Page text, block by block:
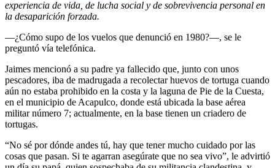
experiencia de vida, de lucha social y de sobrevivencia personal en
la desaparición forzada.
—¿Cómo supo de los vuelos que denunció en 1980?—, se le
preguntó vía telefónica.
Jaimes mencionó a su padre ya fallecido que, junto con unos
pescadores, iba de madrugada a recolectar huevos de tortuga cuando
aún no estaba prohibido en la costa y la laguna de Pie de la Cuesta,
en el municipio de Acapulco, donde está ubicada la base aérea
militar número 7; actualmente, en la base tienen un criadero de
tortugas.
“No sé por dónde andes tú, hay que tener mucho cuidado por las
cosas que pasan. Si te agarran asegúrate que no sea vivo”, le advirtió